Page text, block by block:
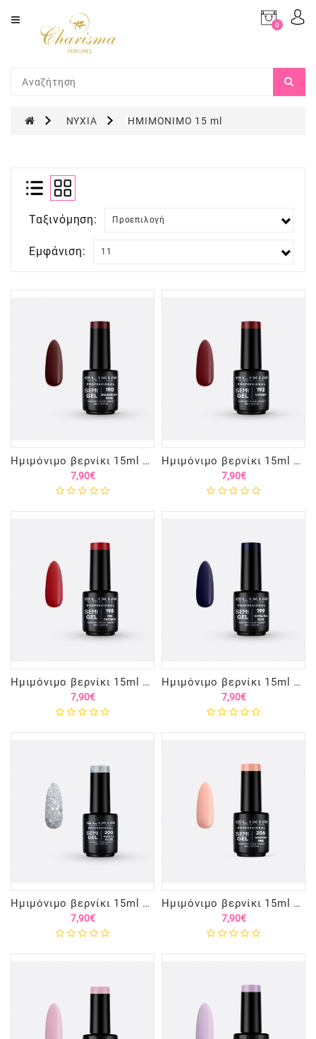
0
Category
OFF)
ΜΑΚΙΓΙΑΖ
ΠΡΟΣΩΠΟ
ΜΑΛΛΙΑ
ΑΡΩΜΑΤΙΣΜΟΣ
ΝΥΧΙΑ ΗΜΙΜΟΝΙΜΟ 15 ml
Ταξινόμηση:
Εμφάνιση:
Ημιμόνιμο βερνίκι 15ml – #190 (Bulgarian Rose)
7,90€
Ημιμόνιμο βερνίκι 15ml – #192 (Curant)
7,90€
Ημιμόνιμο βερνίκι 15ml – #195 (Red Crimson)
7,90€
Ημιμόνιμο βερνίκι 15ml – #199 (Catalina Blue)
7,90€
Ημιμόνιμο βερνίκι 15ml – #200 (Multi 3D Silver)
7,90€
Ημιμόνιμο βερνίκι 15ml – #206 (Salmon Pink)
7,90€